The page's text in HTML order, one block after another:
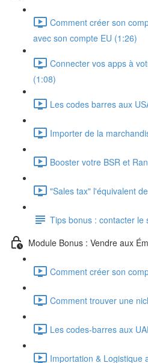
Comment créer son
avec son compte EU (1:26)
Connecter vos apps à
(1:08)
Les codes barres aux
Importer de la
Booster votre BSR et
"Sales tax" l'équivalent
Tips bonus : contacter le
Module Bonus : Vendre aux
Comment créer son
Comment trouver une
Les codes-barres aux
Importation & Logistique